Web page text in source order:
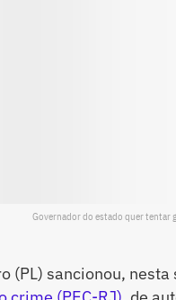
Governador do estado quer tentar
(PL) sancionou,